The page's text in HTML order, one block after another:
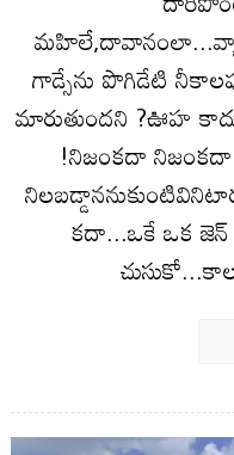
గాడ్సేను పొగిడేటి
మారుతుందని ?ఊహ
!నిజంకదా
కదా...ఒకే ఒక జెన్